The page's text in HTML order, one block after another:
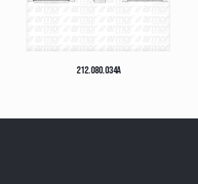
212.080.034A